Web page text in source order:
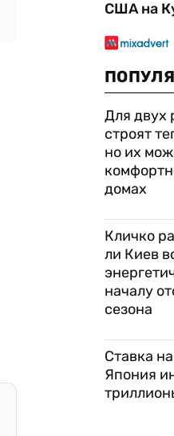
США на
Для двух
строят
но их
домах
Кличко
ли Киев
началу
сезона
Ставка
Япония